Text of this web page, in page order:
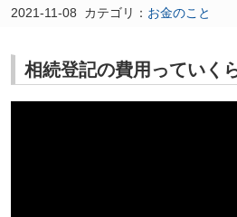
2021-11-08 カテゴリ： お金のこと
相続登記の費用っていく